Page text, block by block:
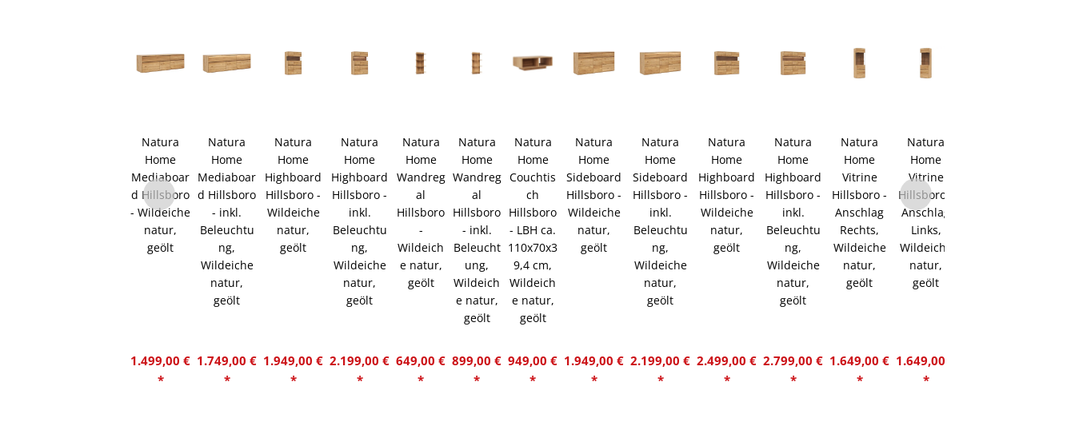
Natura
Home
Mediaboar
d Hillsboro
- Wildeiche
natur,
geölt
1.499,00 €
*
Natura
Home
Mediaboar
d Hillsboro
- inkl.
Beleuchtu
ng,
Wildeiche
natur,
geölt
1.749,00 €
*
Natura
Home
Highboard
Hillsboro -
Wildeiche
natur,
geölt
1.949,00 €
*
Natura
Home
Highboard
Hillsboro -
inkl.
Beleuchtu
ng,
Wildeiche
natur,
geölt
2.199,00 €
*
Natura
Home
Wandreg
al
Hillsboro
-
Wildeich
e natur,
geölt
649,00 €
*
Natura
Home
Wandreg
al
Hillsboro
- inkl.
Beleucht
ung,
Wildeich
e natur,
geölt
899,00 €
*
Natura
Home
Couchtis
ch
Hillsboro
- LBH ca.
110x70x3
9,4 cm,
Wildeich
e natur,
geölt
949,00 €
*
Natura
Home
Sideboard
Hillsboro -
Wildeiche
natur,
geölt
1.949,00 €
*
Natura
Home
Sideboard
Hillsboro -
inkl.
Beleuchtu
ng,
Wildeiche
natur,
geölt
2.199,00 €
*
Natura
Home
Highboard
Hillsboro -
Wildeiche
natur,
geölt
2.499,00 €
*
Natura
Home
Highboard
Hillsboro -
inkl.
Beleuchtu
ng,
Wildeiche
natur,
geölt
2.799,00 €
*
Natura
Home
Vitrine
Hillsboro -
Anschlag
Rechts,
Wildeiche
natur,
geölt
1.649,00 €
*
Natura
Home
Vitrine
Hillsboro -
Anschlag
Links,
Wildeiche
natur,
geölt
1.649,00 €
*